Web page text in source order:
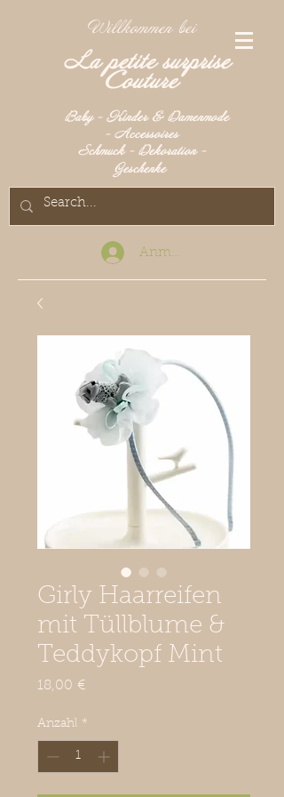
Willkommen bei
La petite surprise
Couture
Baby - Kinder & Damenmode
- Accessoires
Schmuck - Dekoration -
Geschenke
Anmelden
Girly Haarreifen
mit Tüllblume &
Teddykopf Mint
18,00 €Preis
Anzahl *